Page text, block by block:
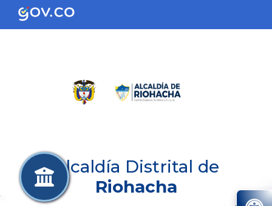
Alcaldía Distrital de
Riohacha